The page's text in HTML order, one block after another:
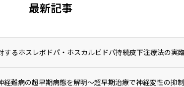
最新記事
するホスレボドパ・ホスカルビドパ持続皮下注療法の実臨
経難病の超早期病態を解明〜超早期治療で神経変性の抑制